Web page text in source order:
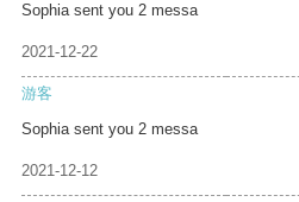
Sophia sent you 2 messa
2021-12-22
游客
Sophia sent you 2 messa
2021-12-12